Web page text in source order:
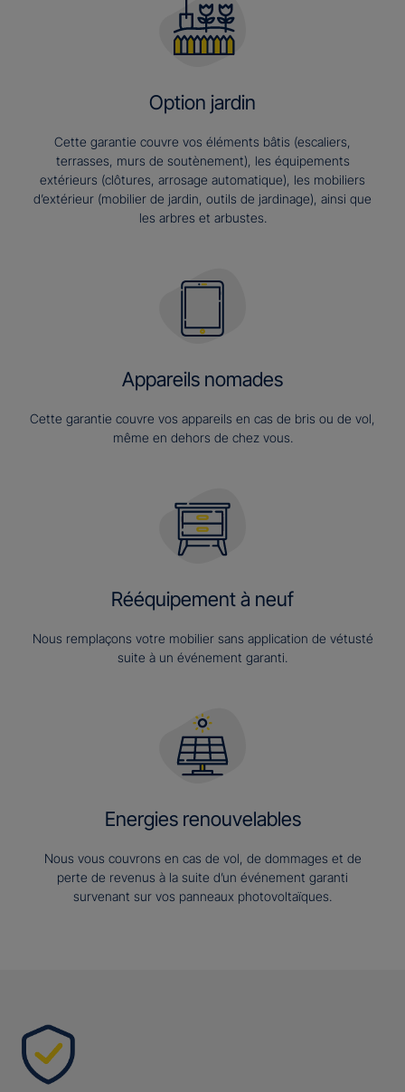
Option jardin
Cette garantie couvre vos éléments bâtis (escaliers,
terrasses, murs de soutènement), les équipements
extérieurs (clôtures, arrosage automatique), les mobiliers
d’extérieur (mobilier de jardin, outils de jardinage), ainsi que
les arbres et arbustes.
Appareils nomades
Cette garantie couvre vos appareils en cas de bris ou de vol,
même en dehors de chez vous.
Rééquipement à neuf
Nous remplaçons votre mobilier sans application de vétusté
suite à un événement garanti.
Energies renouvelables
Nous vous couvrons en cas de vol, de dommages et de
perte de revenus à la suite d’un événement garanti
survenant sur vos panneaux photovoltaïques.